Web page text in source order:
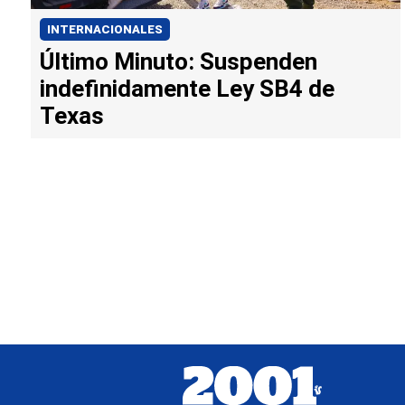
INTERNACIONALES
Último Minuto: Suspenden
indefinidamente Ley SB4 de
Texas